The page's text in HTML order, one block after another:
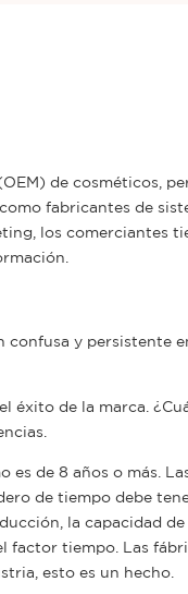
de cosméticos,
fabricantes de
los comerciantes
confusa y persistente
éxito de la marca.
de 8 años o más.
de tiempo debe
la capacidad
factor tiempo. Las
esto es un hecho.